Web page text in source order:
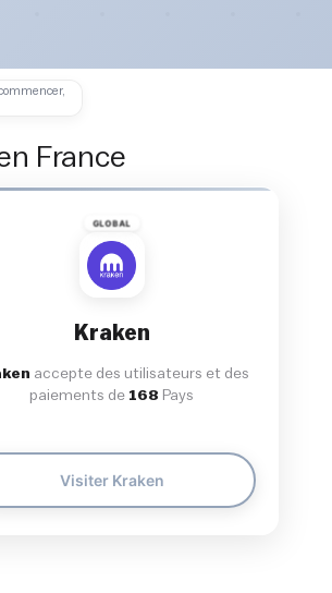
France
GLOBAL
Kraken
accepte des utilisateurs et des
paiements de 168 Pays
Visiter Kraken